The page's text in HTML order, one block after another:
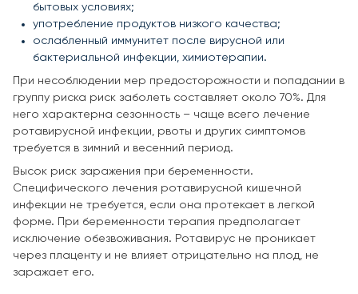
бытовых условиях;
употребление продуктов низкого качества;
ослабленный иммунитет после вирусной или
бактериальной инфекции, химиотерапии.
При несоблюдении мер предосторожности и попадании в
группу риска риск заболеть составляет около 70%. Для
него характерна сезонность – чаще всего лечение
ротавирусной инфекции, рвоты и других симптомов
требуется в зимний и весенний период.
Высок риск заражения при беременности.
Специфического лечения ротавирусной кишечной
инфекции не требуется, если она протекает в легкой
форме. При беременности терапия предполагает
исключение обезвоживания. Ротавирус не проникает
через плаценту и не влияет отрицательно на плод, не
заражает его.